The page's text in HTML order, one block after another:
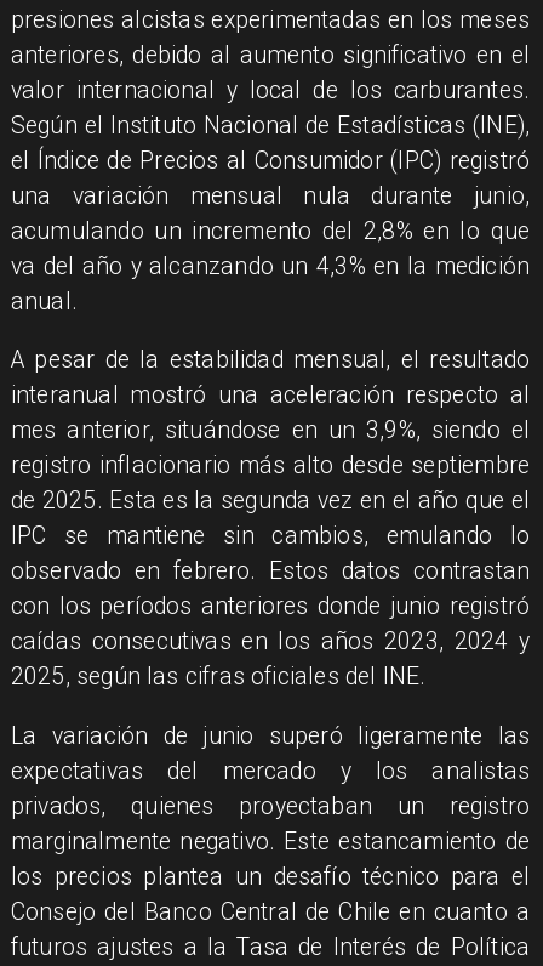
presiones alcistas experimentadas en los meses
anteriores, debido al aumento significativo en el
valor internacional y local de los carburantes.
Según el Instituto Nacional de Estadísticas (INE),
el Índice de Precios al Consumidor (IPC) registró
una variación mensual nula durante junio,
acumulando un incremento del 2,8% en lo que
va del año y alcanzando un 4,3% en la medición
anual.
A pesar de la estabilidad mensual, el resultado
interanual mostró una aceleración respecto al
mes anterior, situándose en un 3,9%, siendo el
registro inflacionario más alto desde septiembre
de 2025. Esta es la segunda vez en el año que el
IPC se mantiene sin cambios, emulando lo
observado en febrero. Estos datos contrastan
con los períodos anteriores donde junio registró
caídas consecutivas en los años 2023, 2024 y
2025, según las cifras oficiales del INE.
La variación de junio superó ligeramente las
expectativas del mercado y los analistas
privados, quienes proyectaban un registro
marginalmente negativo. Este estancamiento de
los precios plantea un desafío técnico para el
Consejo del Banco Central de Chile en cuanto a
futuros ajustes a la Tasa de Interés de Política